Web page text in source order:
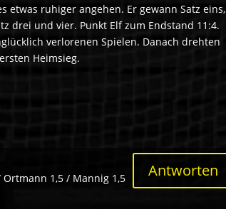
etwas ruhiger angehen. Er gewann Satz eins,
drei und vier. Punkt Elf zum Endstand 11:4.
verlorenen Spielen. Danach drehten
Heimsieg.
Ortmann 1,5 / Mannig 1,5
Antworten